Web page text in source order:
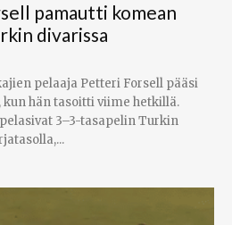
pamautti komean
divarissa
pelaaja Petteri Forsell pääsi
hän tasoitti viime hetkillä.
3–3-tasapelin Turkin